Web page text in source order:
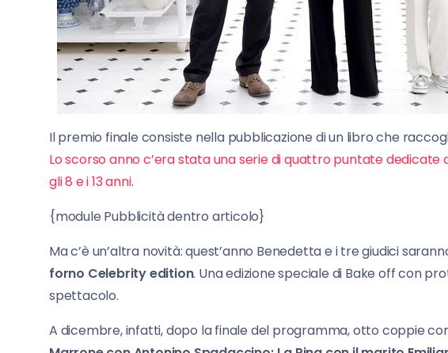
Il premio finale consiste nella pubblicazione di un libro che
Lo scorso anno c’era stata una serie di quattro puntate
gli 8 e i 13 anni.
{module Pubblicità dentro articolo}
Ma c’è un’altra novità: quest’anno Benedetta e i tre giudici
forno Celebrity edition. Una edizione speciale di Bake off con
spettacolo.
A dicembre, infatti, dopo la finale del programma, otto coppie